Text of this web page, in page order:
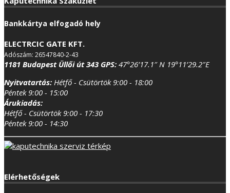
Bankkártya elfogadó hely
ELECTRCIC GATE KFT.
Adószám: 26547840-2-43
1181 Budapest Üllői út 343 GPS: 47°26’17.1″ N 19°11’29.2″E
Nyitvatartás: Hétfő - Csütörtök 9:00 - 18:00
Péntek 9:00 - 15:00
Árukiadás:
Hétfő - Csütörtök 9:00 - 17:30
Péntek 9:00 - 14:30
Elérhetőségek